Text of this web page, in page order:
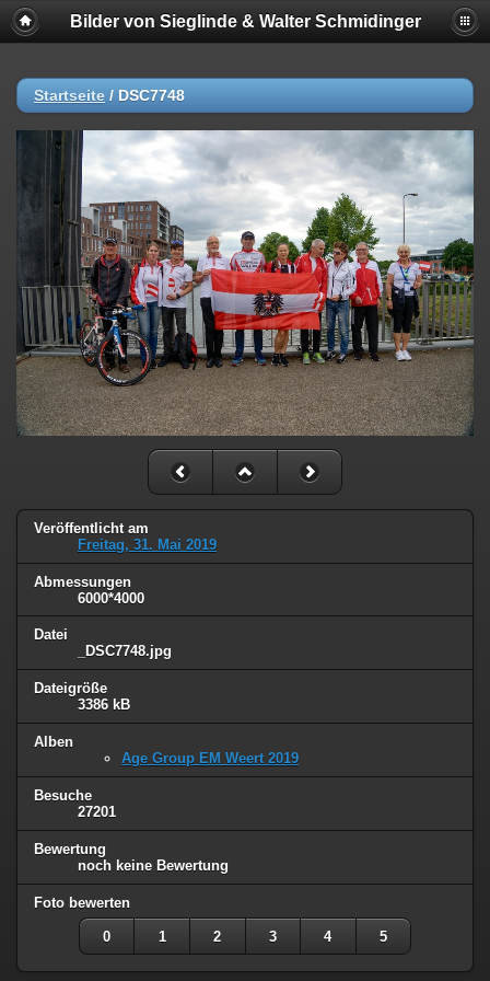
Bilder von Sieglinde & Walter Schmidinger
Startseite / DSC7748
Veröffentlicht am
Freitag, 31. Mai 2019
Abmessungen
6000*4000
Datei
_DSC7748.jpg
Dateigröße
3386 kB
Alben
Age Group EM Weert 2019
Besuche
27201
Bewertung
noch keine Bewertung
Foto bewerten
0 1 2 3 4 5